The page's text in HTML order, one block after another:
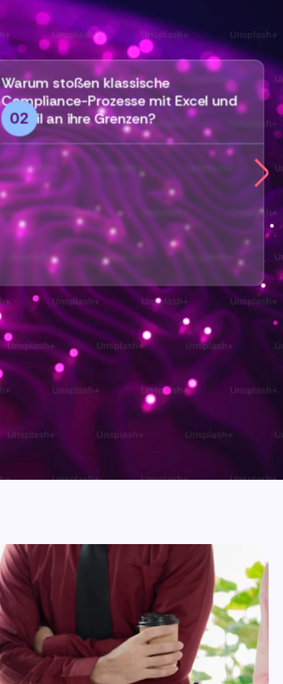
Warum stoßen klassische
Compliance-Prozesse mit Excel und
E-Mail an ihre Grenzen?
02